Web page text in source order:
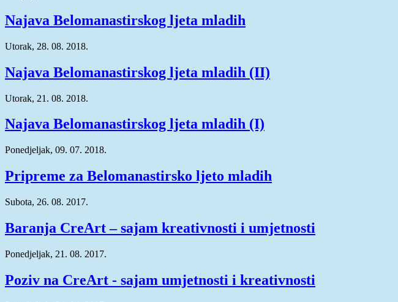
Najava Belomanastirskog ljeta mladih
Utorak, 28. 08. 2018.
Najava Belomanastirskog ljeta mladih (II)
Utorak, 21. 08. 2018.
Najava Belomanastirskog ljeta mladih (I)
Ponedjeljak, 09. 07. 2018.
Pripreme za Belomanastirsko ljeto mladih
Subota, 26. 08. 2017.
Baranja CreArt – sajam kreativnosti i umjetnosti
Ponedjeljak, 21. 08. 2017.
Poziv na CreArt - sajam umjetnosti i kreativnosti